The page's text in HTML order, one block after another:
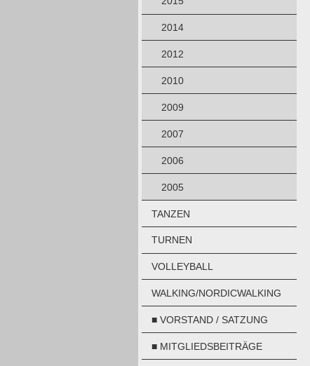
2014
2012
2010
2009
2007
2006
2005
TANZEN
TURNEN
VOLLEYBALL
WALKING/NORDICWALKING
■ VORSTAND / SATZUNG
■ MITGLIEDSBEITRÄGE